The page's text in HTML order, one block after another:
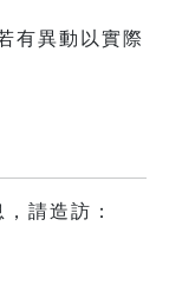
有異動以實際
請造訪：